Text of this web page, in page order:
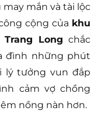
mắn và tài lộc
cộng của khu
Long chắc
đình những phút
lý tưởng vun đắp
cảm vợ chồng
nồng nàn hơn.